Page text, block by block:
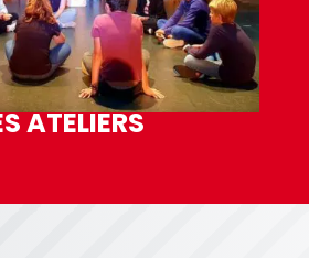
ATELIERS